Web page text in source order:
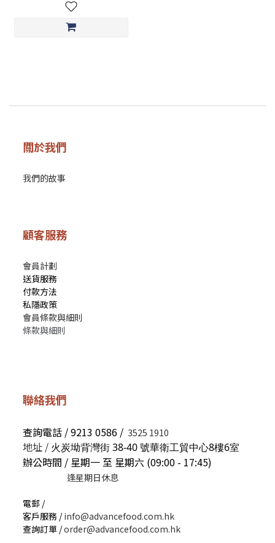
關於我們
我們的故事
顧客服務
會員計劃
送貨服務
付款方法
私隱政策
會員條款與細則
條款與細則
聯絡我們
查詢電話 / 9213 0586 / 3525 1910
地址 / 火炭坳背灣街 38-40 號華衛工貿中心8樓6室
辦公時間 / 星期一 至 星期六 (09:00 - 17:45)
逢星期日休息
電郵 /
客戶服務 /info@advancefood.com.hk
查詢訂單 /order@advancefood.com.hk